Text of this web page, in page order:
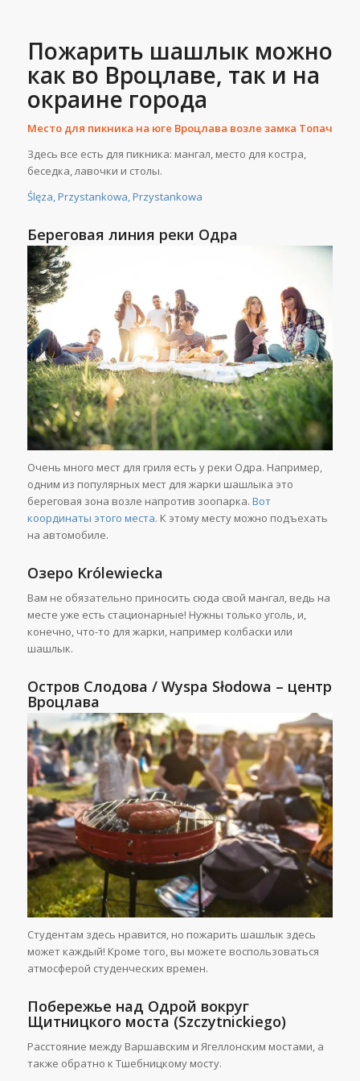
Пожарить шашлык можно
как во Вроцлаве, так и на
окраине города
Место для пикника на юге Вроцлава возле замка Топач
Здесь все есть для пикника: мангал, место для костра,
беседка, лавочки и столы.
Ślęza, Przystankowa, Przystankowa
Береговая линия реки Одра
Очень много мест для гриля есть у реки Одра. Например,
одним из популярных мест для жарки шашлыка это
береговая зона возле напротив зоопарка. Вот
координаты этого места. К этому месту можно подъехать
на автомобиле.
Озеро Królewiecka
Вам не обязательно приносить сюда свой мангал, ведь на
месте уже есть стационарные! Нужны только уголь, и,
конечно, что-то для жарки, например колбаски или
шашлык.
Остров Слодова / Wyspa Słodowa – центр
Вроцлава
Студентам здесь нравится, но пожарить шашлык здесь
может каждый! Кроме того, вы можете воспользоваться
атмосферой студенческих времен.
Побережье над Одрой вокруг
Щитницкого моста(Szczytnickiego)
Расстояние между Варшавским и Ягеллонским мостами, а
также обратно к Тшебницкому мосту.